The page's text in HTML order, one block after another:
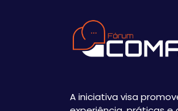
A iniciativa visa